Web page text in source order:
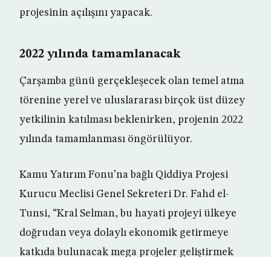
projesinin açılışını yapacak.
2022 yılında tamamlanacak
Çarşamba günü gerçekleşecek olan temel atma
törenine yerel ve uluslararası birçok üst düzey
yetkilinin katılması beklenirken, projenin 2022
yılında tamamlanması öngörülüyor.
Kamu Yatırım Fonu’na bağlı Qiddiya Projesi
Kurucu Meclisi Genel Sekreteri Dr. Fahd el-
Tunsi, “Kral Selman, bu hayati projeyi ülkeye
doğrudan veya dolaylı ekonomik getirmeye
katkıda bulunacak mega projeler geliştirmek